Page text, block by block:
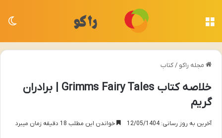
مجله راکو /کتاب
خلاصه کتاب Grimms Fairy Tales | برادران
گریم
آخرین به روز رسانی: 12/05/1404 خواندن این مطلب 18 دقیقه زمان میبرد